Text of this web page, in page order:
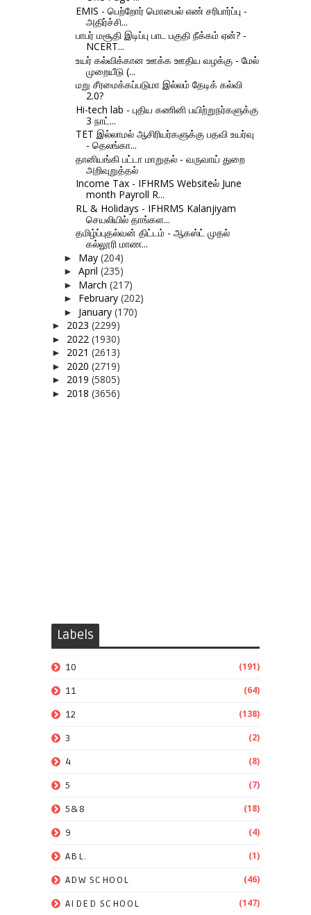
EMIS - பெற்றோர் மொபைல் எண் சரிபார்ப்பு -
அதிர்ச்சி...
பாபர் மசூதி இடிப்பு பாட பகுதி நீக்கம் ஏன்? -
NCERT...
உயர் கல்விக்கான ஊக்க ஊதிய வழக்கு - மேல்
முறையீடு (...
மறு சீரமைக்கப்படுமா இல்லம் தேடிக் கல்வி
2.0?
Hi-tech lab - புதிய கணினி பயிற்றுநர்களுக்கு
3 நாட்...
TET இல்லாமல் ஆசிரியர்களுக்கு பதவி உயர்வு
- தெலங்கா...
தானியங்கி பட்டா மாறுதல் - வருவாய் துறை
அறிவுறுத்தல்
Income Tax - IFHRMS Websiteல் June
month Payroll R...
RL & Holidays - IFHRMS Kalanjiyam
செயலியில் தாங்கள...
தமிழ்ப்புதல்வன் திட்டம் - ஆகஸ்ட் முதல்
கல்லூரி மாண...
► May (204)
► April (235)
► March (217)
► February (202)
► January (170)
► 2023 (2299)
► 2022 (1930)
► 2021 (2613)
► 2020 (2719)
► 2019 (5805)
► 2018 (3656)
Labels
10 (191)
11 (64)
12 (138)
3 (2)
4 (8)
5 (7)
5&8 (18)
9 (4)
ABL. (1)
ADW SCHOOL (46)
AIDED SCHOOL (147)